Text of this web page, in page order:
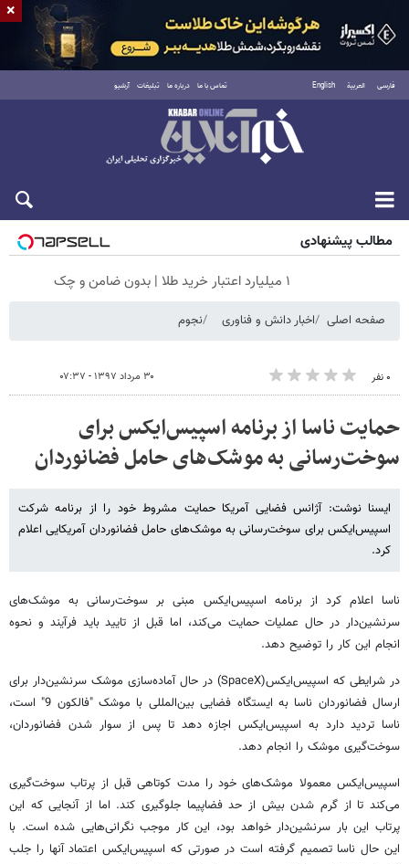
فارسی العربية English تماس با ما درباره ما تبلیغات آرشیو
جمعه ۱۶ مرداد ۱۴۰۵
مطالب پیشنهادی
۱ میلیارد اعتبار خرید طلا | بدون ضامن و چک
صفحه اصلی اخبار دانش و فناوری نجوم
۰ نفر ۳۰ مرداد ۱۳۹۷ - ۰۷:۳۷
حمایت ناسا از برنامه اسپیس‌ایکس برای
سوخت‌رسانی به موشک‌های حامل فضانوردان
ایسنا نوشت: آژانس فضایی آمریکا حمایت مشروط خود را از برنامه شرکت
اسپیس‌ایکس برای سوخت‌رسانی به موشک‌های حامل فضانوردان آمریکایی اعلام
کرد.
ناسا اعلام کرد از برنامه اسپیس‌ایکس مبنی بر سوخت‌رسانی به موشک‌های
سرنشین‌دار در حال عملیات حمایت می‌کند، اما قبل از تایید باید فرآیند و نحوه
انجام این کار را توضیح دهد.
در شرایطی که اسپیس‌ایکس(SpaceX) در حال آماده‌سازی موشک سرنشین‌دار برای
ارسال فضانوردان ناسا به ایستگاه فضایی بین‌المللی با موشک "فالکون 9" است،
ناسا تردید دارد به اسپیس‌ایکس اجازه دهد تا پس از سوار شدن فضانوردان،
سوخت‌گیری موشک را انجام دهد.
اسپیس‌ایکس معمولا موشک‌های خود را مدت کوتاهی قبل از پرتاب سوخت‌گیری
می‌کند تا از گرم شدن بیش از حد فضاپیما جلوگیری کند. اما از آنجایی که این
پرتاب این بار سرنشین‌دار خواهد بود، این کار موجب نگرانی‌هایی شده است. با
این حال ناسا تصمیم گرفته است در صورتی که اسپیس‌ایکس اعتماد آنها را جلب
×